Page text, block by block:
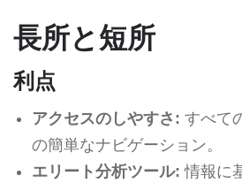
長所と短所
利点
アクセスのしやすさ: すべて
の簡単なナビゲーション。
エリート分析ツール: 情報に